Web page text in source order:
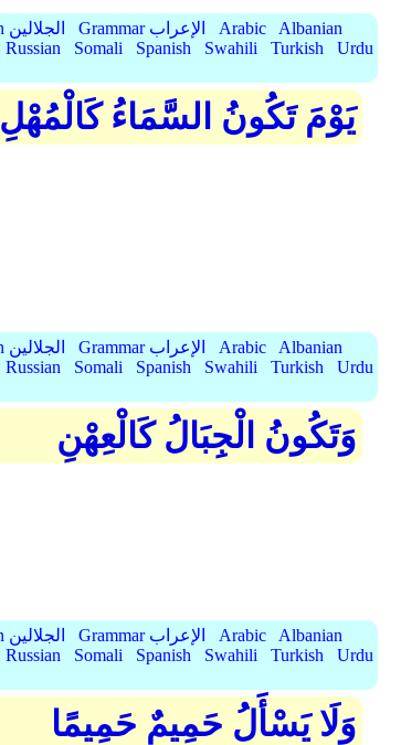
AlJalalain الجلالين Grammar الإعراب Arabic
Albanian
Russian Somali Spanish Swahili Turkish
Urdu
يَوْمَ تَكُونُ السَّمَاءُ كَالْمُهْلِ
AlJalalain الجلالين Grammar الإعراب Arabic
Albanian
Russian Somali Spanish Swahili Turkish
Urdu
وَتَكُونُ الْجِبَالُ كَالْعِهْنِ
AlJalalain الجلالين Grammar الإعراب Arabic
Albanian
Russian Somali Spanish Swahili Turkish
Urdu
وَلَا يَسْأَلُ حَمِيمٌ حَمِيمًا